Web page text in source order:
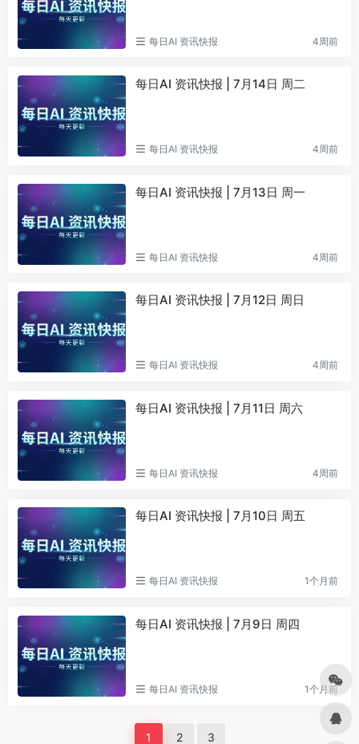
每日AI 资讯快报 4周前
每日AI 资讯快报 | 7月14日 周二
每日AI 资讯快报 4周前
每日AI 资讯快报 | 7月13日 周一
每日AI 资讯快报 4周前
每日AI 资讯快报 | 7月12日 周日
每日AI 资讯快报 4周前
每日AI 资讯快报 | 7月11日 周六
每日AI 资讯快报 4周前
每日AI 资讯快报 | 7月10日 周五
每日AI 资讯快报 1个月前
每日AI 资讯快报 | 7月9日 周四
每日AI 资讯快报 1个月前
1 2 3